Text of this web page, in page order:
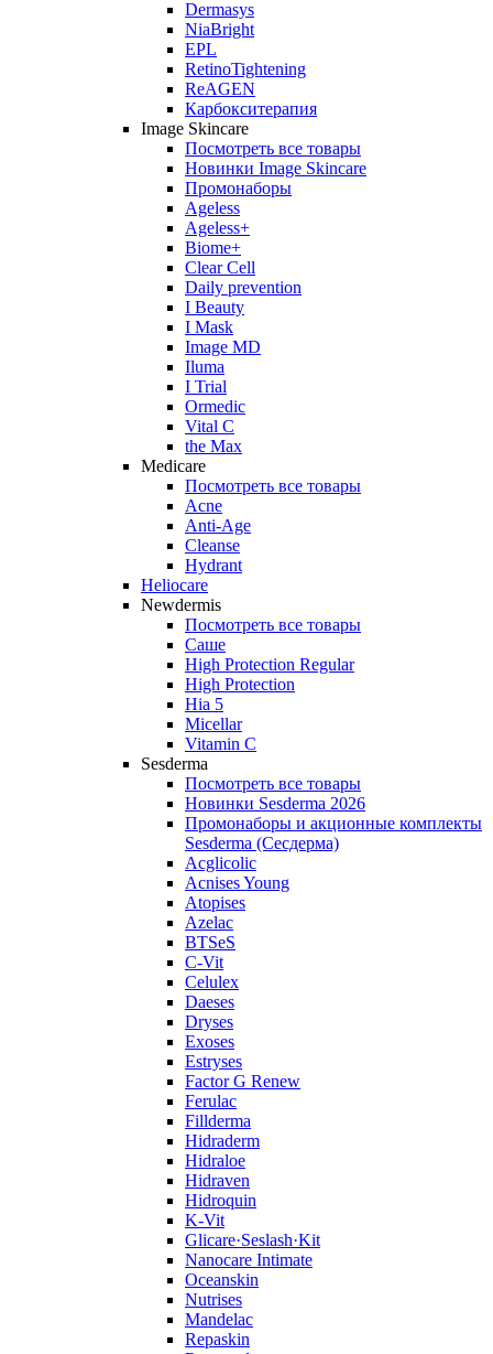
Dermasys
NiaBright
EPL
RetinoTightening
ReAGEN
Карбокситерапия
Image Skincare
Посмотреть все товары
Новинки Image Skincare
Промонаборы
Ageless
Ageless+
Biome+
Clear Cell
Daily prevention
I Beauty
I Mask
Image MD
Iluma
I Trial
Ormedic
Vital C
the Max
Medicare
Посмотреть все товары
Acne
Anti‑Age
Cleanse
Hydrant
Heliocare
Newdermis
Посмотреть все товары
Саше
High Protection Regular
High Protection
Hia 5
Micellar
Vitamin C
Sesderma
Посмотреть все товары
Новинки Sesderma 2026
Промонаборы и акционные комплекты
Sesderma (Сесдерма)
Acglicolic
Acnises Young
Atopises
Azelac
BTSeS
C‑Vit
Celulex
Daeses
Dryses
Exoses
Estryses
Factor G Renew
Ferulac
Fillderma
Hidraderm
Hidraloe
Hidraven
Hidroquin
K-Vit
Glicare·Seslash·Kit
Nanocare Intimate
Oceanskin
Nutrises
Mandelac
Repaskin